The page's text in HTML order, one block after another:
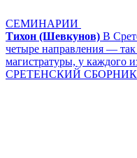
СЕМИНАРИИ
Тихон (Шевкунов) В
четыре направления —
магистратуры, у каждого
CРЕТЕНСКИЙ СБОРНИК.